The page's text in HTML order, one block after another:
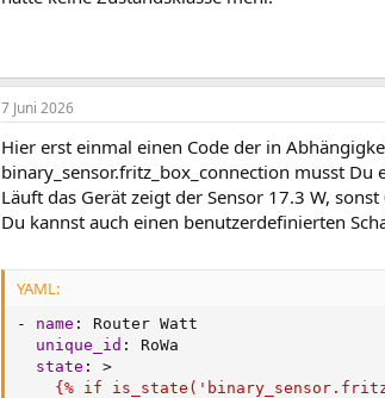
e
7 Juni 2026
Hier erst einmal einen Code der in
binary_sensor.fritz_box_connection musst Du
Läuft das Gerät zeigt der Sensor 17.3 W, sonst
Du kannst auch einen benutzerdefinierten
YAML:
- name :
Router Watt
unique_id :
RoWa
state :
>
{% if